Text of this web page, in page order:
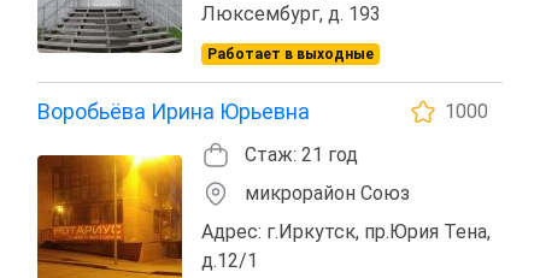
Люксембург, д. 193
Работает в выходные
Воробьёва Ирина Юрьевна
1000
Стаж: 21 год
микрорайон Союз
Адрес: г.Иркутск, пр.Юрия Тена,
д.12/1